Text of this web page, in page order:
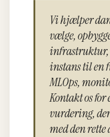
Vi hjælper
vælge,
infrastruktur,
instans til en
MLOps,
Kontakt os
vurdering, der
med den